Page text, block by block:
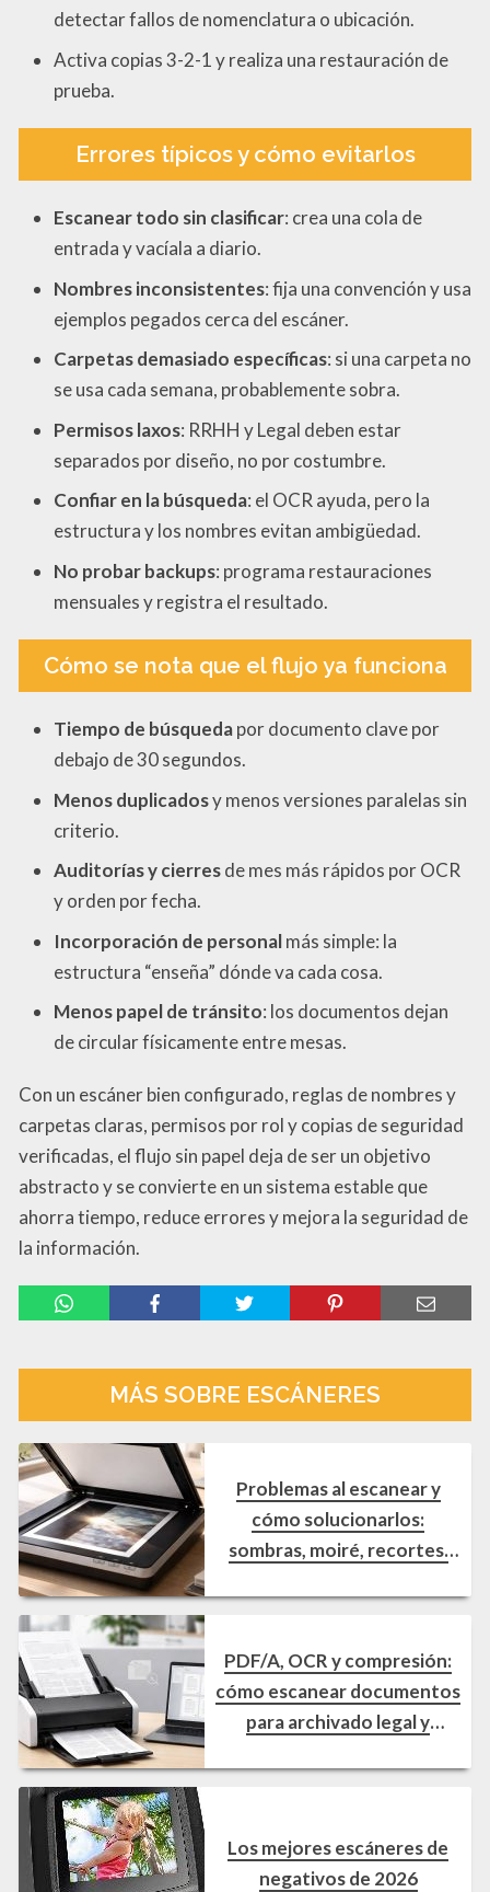
detectar fallos de nomenclatura o ubicación.
Activa copias 3-2-1 y realiza una restauración de
prueba.
Errores típicos y cómo evitarlos
Escanear todo sin clasificar: crea una cola de
entrada y vacíala a diario.
Nombres inconsistentes: fija una convención y usa
ejemplos pegados cerca del escáner.
Carpetas demasiado específicas: si una carpeta no
se usa cada semana, probablemente sobra.
Permisos laxos: RRHH y Legal deben estar
separados por diseño, no por costumbre.
Confiar en la búsqueda: el OCR ayuda, pero la
estructura y los nombres evitan ambigüedad.
No probar backups: programa restauraciones
mensuales y registra el resultado.
Cómo se nota que el flujo ya funciona
Tiempo de búsquedapor documento clave por
debajo de 30 segundos.
Menos duplicadosy menos versiones paralelas sin
criterio.
Auditorías y cierresde mes más rápidos por OCR
y orden por fecha.
Incorporación de personalmás simple: la
estructura “enseña” dónde va cada cosa.
Menos papel de tránsito: los documentos dejan
de circular físicamente entre mesas.
Con un escáner bien configurado, reglas de nombres y
carpetas claras, permisos por rol y copias de seguridad
verificadas, el flujo sin papel deja de ser un objetivo
abstracto y se convierte en un sistema estable que
ahorra tiempo, reduce errores y mejora la seguridad de
la información.
MÁS SOBRE ESCÁNERES
Problemas al escanear y
cómo solucionarlos:
sombras, moiré, recortes,
PDF/A, OCR y compresión:
cómo escanear documentos
para archivado legal y
Los mejores escáneres de
negativos de 2026